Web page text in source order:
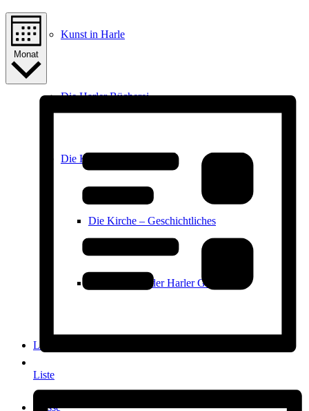
Kunst in Harle
Die Harler Bücherei
Die Kirche
Die Kirche – Geschichtliches
Die Sage von der Harler Glocke
Links
Presse
Monat
Liste